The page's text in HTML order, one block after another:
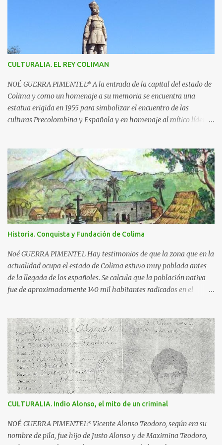
o
s
CULTURALIA. EL REY COLIMAN
NOÉ GUERRA PIMENTEL* A la entrada de la capital del estado de
Colima y como un homenaje a su memoria se encuentra una
estatua erigida en 1955 para simbolizar el encuentro de las
culturas Precolombina y Española y en homenaje al mítico líder
de México. El monumento representa a un ideal guerrero en pie,
sobre una base circular de más de 7 metros de alto. La estatua
labrada en piedra tono gris, descansa sobre un pedestal con el
jeroglífico primitivo de "Acolman" y la inscripción: Rey de
Coliman. En la base semicircular el escultor plasmó en
bajorrelieve enmarcado por una greca, escenas de la posible vida
cotidiana de la época, como el encuentro de dos culturas; hay
además dos inscripciones en forma de pergamino que dicen: "Más
fuerte que la historia, tu leyenda es a la vez destino y privilegio" y
"Colima exalta aquí las virtudes de...
Historia. Conquista y Fundación de Colima
Noé GUERRA PIMENTEL Hay testimonios de que la zona que en la
actualidad ocupa el estado de Colima estuvo muy poblada antes
de la llegada de los españoles. Se calcula que la población nativa
fue de aproximadamente 140 mil habitantes radicados en el
costera y más allá del volcán de Colima, hasta Ajijic, a la altura del
lago de Chapala en Jalisco y por el sur hasta el ahora río Cachan
que desemboca luego de Maruata, en Michoacán. Se dice que era la
primavera del año de 1522, cuando un pequeño grupo de
españoles, al mando de Francisco Montaño, llegaron aquí por el
principal asentamiento purépecha; se quedaron en un pueblo
nativo y mandaron a los jefes purépechas a decir a los señores de
Colima que venían en son de paz, pero cuando llegaron acá fueron
sitiados, sacrificados y posteriormente devorados. Los españoles
desconocedores de la ferocidad de los colimotes...
CULTURALIA. Indio Alonso, el mito de un criminal
NOÉ GUERRA PIMENTEL* Vicente Alonso Teodoro, según era su
nombre de pila, fue hijo de Justo Alonso y de Maximina Teodoro,